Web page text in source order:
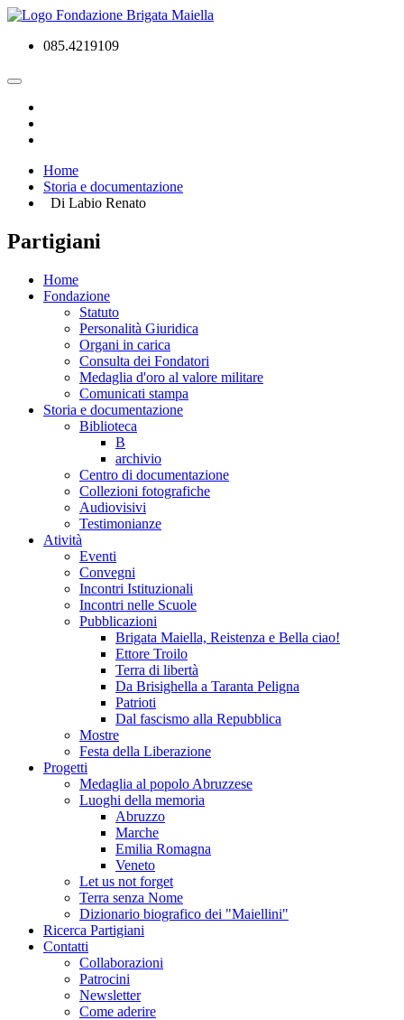
085.4219109
Home
Storia e documentazione
Di Labio Renato
Partigiani
Home
Fondazione
Statuto
Personalità Giuridica
Organi in carica
Consulta dei Fondatori
Medaglia d'oro al valore militare
Comunicati stampa
Storia e documentazione
Biblioteca
B
archivio
Centro di documentazione
Collezioni fotografiche
Audiovisivi
Testimonianze
Atività
Eventi
Convegni
Incontri Istituzionali
Incontri nelle Scuole
Pubblicazioni
Brigata Maiella, Reistenza e Bella ciao!
Ettore Troilo
Terra di libertà
Da Brisighella a Taranta Peligna
Patrioti
Dal fascismo alla Repubblica
Mostre
Festa della Liberazione
Progetti
Medaglia al popolo Abruzzese
Luoghi della memoria
Abruzzo
Marche
Emilia Romagna
Veneto
Let us not forget
Terra senza Nome
Dizionario biografico dei "Maiellini"
Ricerca Partigiani
Contatti
Collaborazioni
Patrocini
Newsletter
Come aderire